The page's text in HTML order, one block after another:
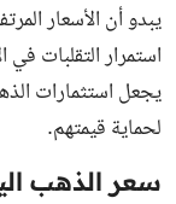
يبدو أن الأسعار
استمرار التقلبات في
يجعل استثمارات
لحماية قيمتهم.
سعر الذهب